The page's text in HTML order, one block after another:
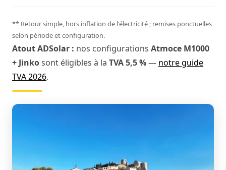
** Retour simple, hors inflation de l'électricité ; remises ponctuelles
selon période et configuration.
Atout ADSolar : nos configurations Atmoce M1000
+ Jinkosont éligibles à la TVA 5,5 %— notre guide
TVA 2026.